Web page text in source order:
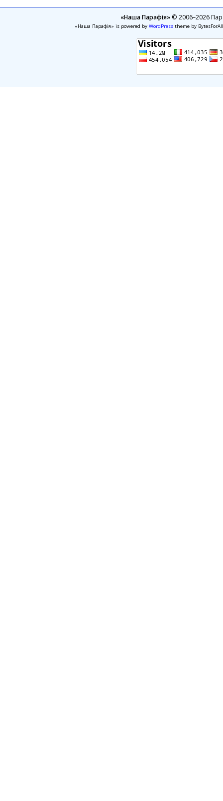
«Наша Парафія»© 2006–2026
«Наша Парафія» is powered by WordPresstheme by